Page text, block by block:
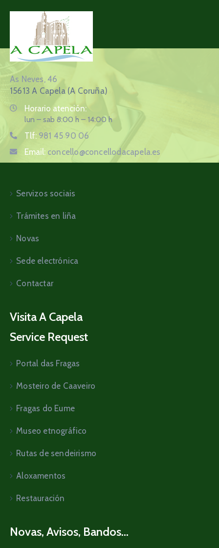
As Neves, 46
15613 A Capela (A Coruña)
Horario atención:
lun – sab 8:00 h – 14:00 h
Tlf: 981 45 90 06
Email: concello@concellodacapela.es
Servizos sociais
Trámites en liña
Novas
Sede electrónica
Contactar
Visita A Capela
Service Request
Portal das Fragas
Mosteiro de Caaveiro
Fragas do Eume
Museo etnográfico
Rutas de sendeirismo
Aloxamentos
Restauración
Novas, Avisos, Bandos...